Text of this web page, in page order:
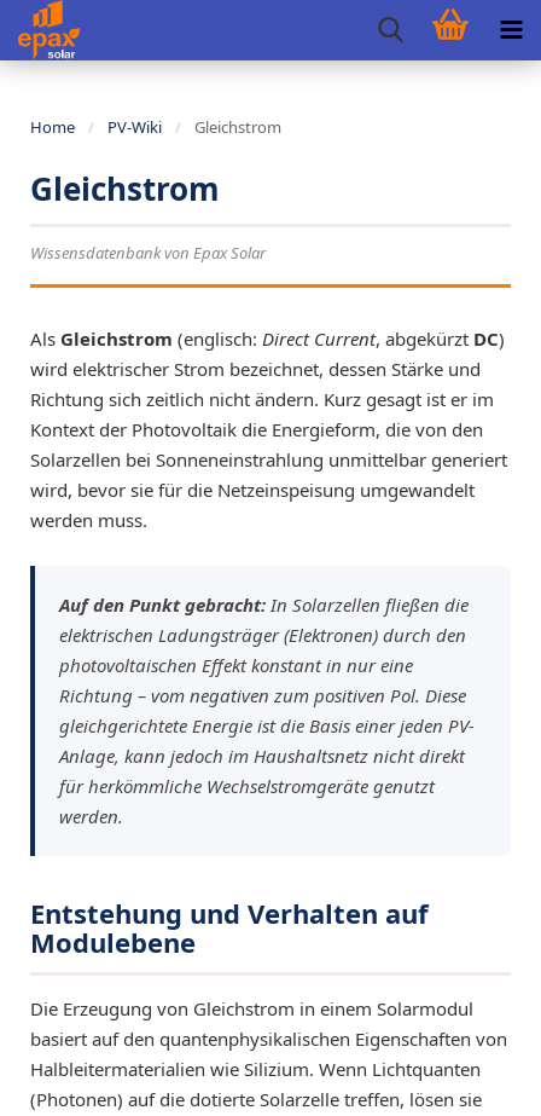
Home / PV-Wiki / Gleichstrom
Gleichstrom
Wissensdatenbank von Epax Solar
Als Gleichstrom (englisch: Direct Current, abgekürzt DC)
wird elektrischer Strom bezeichnet, dessen Stärke und
Richtung sich zeitlich nicht ändern. Kurz gesagt ist er im
Kontext der Photovoltaik die Energieform, die von den
Solarzellen bei Sonneneinstrahlung unmittelbar generiert
wird, bevor sie für die Netzeinspeisung umgewandelt
werden muss.
Auf den Punkt gebracht:In Solarzellen fließen die
elektrischen Ladungsträger (Elektronen) durch den
photovoltaischen Effekt konstant in nur eine
Richtung – vom negativen zum positiven Pol. Diese
gleichgerichtete Energie ist die Basis einer jeden PV-
Anlage, kann jedoch im Haushaltsnetz nicht direkt
für herkömmliche Wechselstromgeräte genutzt
werden.
Entstehung und Verhalten auf
Modulebene
Die Erzeugung von Gleichstrom in einem Solarmodul
basiert auf den quantenphysikalischen Eigenschaften von
Halbleitermaterialien wie Silizium. Wenn Lichtquanten
(Photonen) auf die dotierte Solarzelle treffen, lösen sie